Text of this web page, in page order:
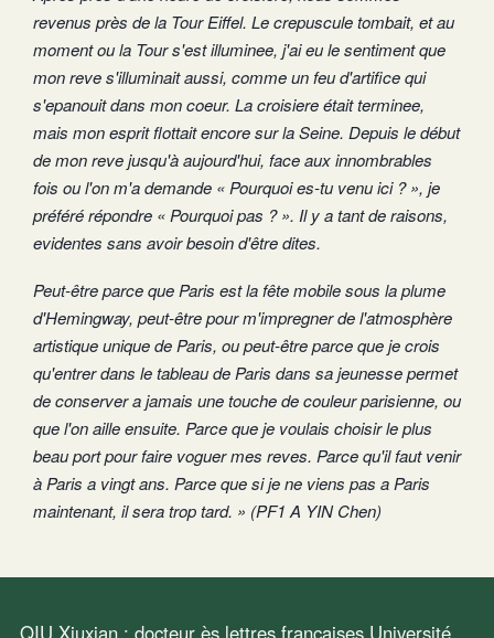
revenus près de la Tour Eiffel. Le crepuscule tombait, et au
moment ou la Tour s'est illuminee, j'ai eu le sentiment que
mon reve s'illuminait aussi, comme un feu d'artifice qui
s'epanouit dans mon coeur. La croisiere était terminee,
mais mon esprit flottait encore sur la Seine. Depuis le début
de mon reve jusqu'à aujourd'hui, face aux innombrables
fois ou l'on m'a demande « Pourquoi es-tu venu ici ? », je
préféré répondre « Pourquoi pas ? ». Il y a tant de raisons,
evidentes sans avoir besoin d'être dites.
Peut-être parce que Paris est la fête mobile sous la plume
d'Hemingway, peut-être pour m'impregner de l'atmosphère
artistique unique de Paris, ou peut-être parce que je crois
qu'entrer dans le tableau de Paris dans sa jeunesse permet
de conserver a jamais une touche de couleur parisienne, ou
que l'on aille ensuite. Parce que je voulais choisir le plus
beau port pour faire voguer mes reves. Parce qu'il faut venir
à Paris a vingt ans. Parce que si je ne viens pas a Paris
maintenant, il sera trop tard. » (PF1 A YIN Chen)